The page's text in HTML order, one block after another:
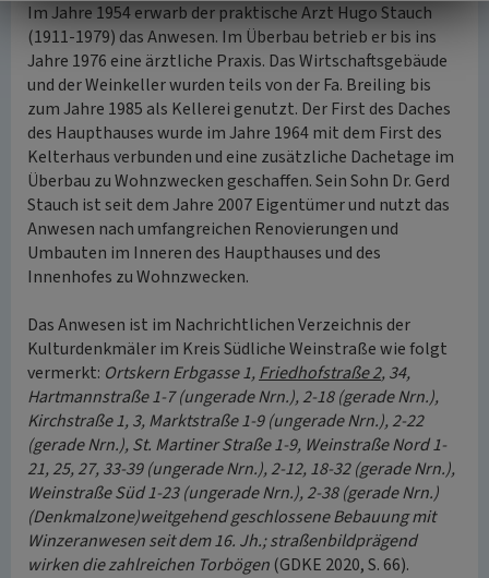
Im Jahre 1954 erwarb der praktische Arzt Hugo Stauch
(1911-1979) das Anwesen. Im Überbau betrieb er bis ins
Jahre 1976 eine ärztliche Praxis. Das Wirtschaftsgebäude
und der Weinkeller wurden teils von der Fa. Breiling bis
zum Jahre 1985 als Kellerei genutzt. Der First des Daches
des Haupthauses wurde im Jahre 1964 mit dem First des
Kelterhaus verbunden und eine zusätzliche Dachetage im
Überbau zu Wohnzwecken geschaffen. Sein Sohn Dr. Gerd
Stauch ist seit dem Jahre 2007 Eigentümer und nutzt das
Anwesen nach umfangreichen Renovierungen und
Umbauten im Inneren des Haupthauses und des
Innenhofes zu Wohnzwecken.
Das Anwesen ist im Nachrichtlichen Verzeichnis der
Kulturdenkmäler im Kreis Südliche Weinstraße wie folgt
vermerkt: Ortskern Erbgasse 1,Friedhofstraße 2, 34,
Hartmannstraße 1-7 (ungerade Nrn.), 2-18 (gerade Nrn.),
Kirchstraße 1, 3, Marktstraße 1-9 (ungerade Nrn.), 2-22
(gerade Nrn.), St. Martiner Straße 1-9, Weinstraße Nord 1-
21, 25, 27, 33-39 (ungerade Nrn.), 2-12, 18-32 (gerade Nrn.),
Weinstraße Süd 1-23 (ungerade Nrn.), 2-38 (gerade Nrn.)
(Denkmalzone)weitgehend geschlossene Bebauung mit
Winzeranwesen seit dem 16. Jh.; straßenbildprägend
wirken die zahlreichen Torbögen(GDKE 2020, S. 66).